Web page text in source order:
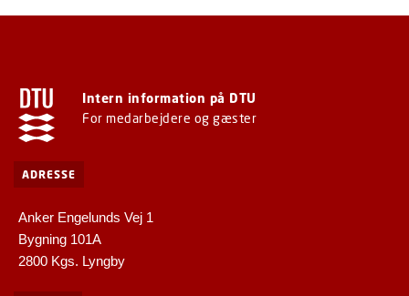
Intern information på DTU
For medarbejdere og gæster
ADRESSE
Anker Engelunds Vej 1
Bygning 101A
2800 Kgs. Lyngby